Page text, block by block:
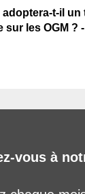
adoptera-t-il un
sur les OGM ?
vous à